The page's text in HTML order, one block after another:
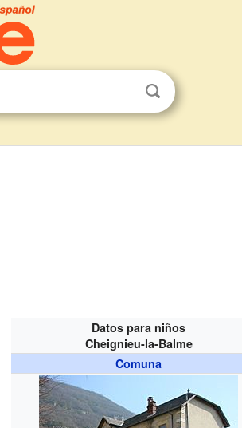
Datos para niños
Cheignieu-la-Balme
Comuna